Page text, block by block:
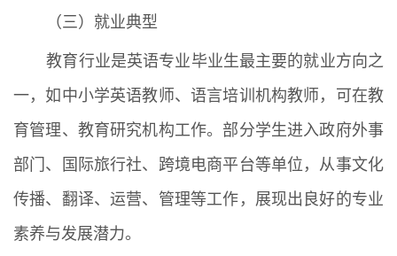
（三）就业典型
教育行业是英语专业毕业生最主要的就业方向之
一，如中小学英语教师、语言培训机构教师，可在教
育管理、教育研究机构工作。部分学生进入政府外事
部门、国际旅行社、跨境电商平台等单位，从事文化
传播、翻译、运营、管理等工作，展现出良好的专业
素养与发展潜力。